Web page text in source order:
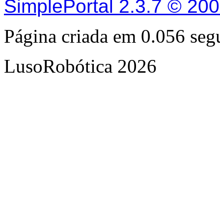
SimplePortal 2.3.7 ©
Página criada em 0.056
LusoRobótica 2026